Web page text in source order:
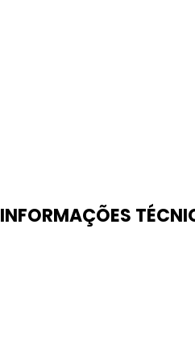
INFORMAÇÕES